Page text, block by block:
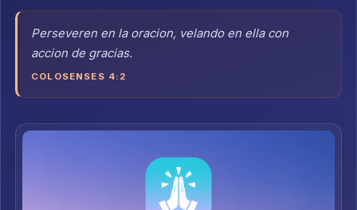
Perseveren en la oracion, velando en ella con
accion de gracias.
COLOSENSES 4:2